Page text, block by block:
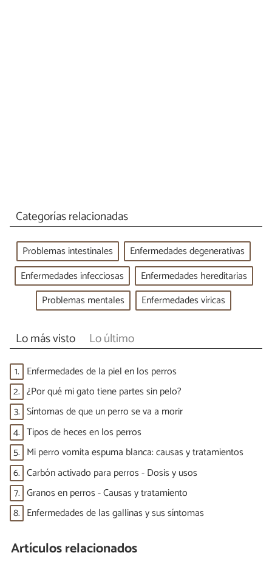
Categorías relacionadas
Problemas intestinales
Enfermedades degenerativas
Enfermedades infecciosas
Enfermedades hereditarias
Problemas mentales
Enfermedades víricas
Lo más visto Lo último
1. Enfermedades de la piel en los perros
2. ¿Por qué mi gato tiene partes sin pelo?
3. Síntomas de que un perro se va a morir
4. Tipos de heces en los perros
5. Mi perro vomita espuma blanca: causas y tratamientos
6. Carbón activado para perros - Dosis y usos
7. Granos en perros - Causas y tratamiento
8. Enfermedades de las gallinas y sus síntomas
Artículos relacionados